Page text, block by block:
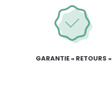
GARANTIE « RETOURS »